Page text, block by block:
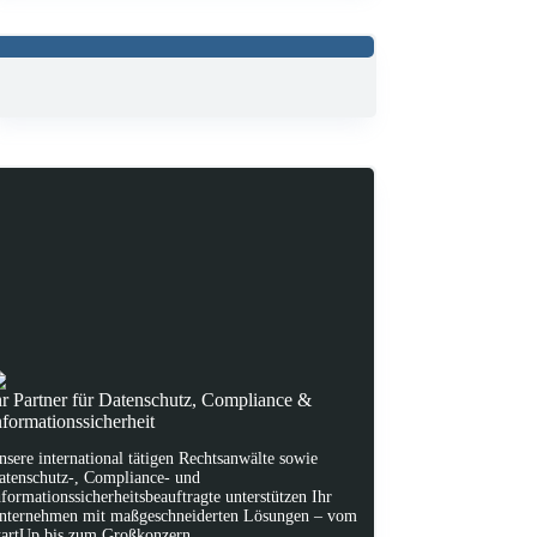
Partner für Datenschutz, Compliance &
international tätigen Rechtsanwälte sowie
, Compliance- und
unterstützen Ihr
mit maßgeschneiderten Lösungen – vom